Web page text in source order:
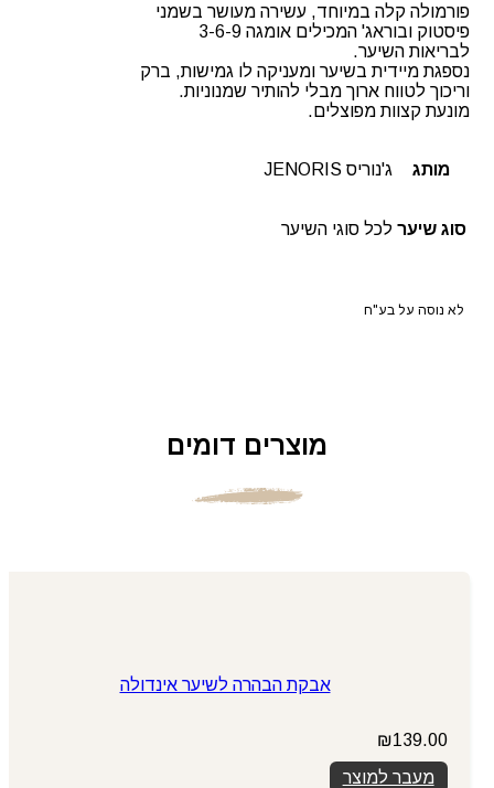
פורמולה קלה במיוחד, עשירה מעושר בשמני
פיסטוק ובוראג' המכילים אומגה 3-6-9
לבריאות השיער.
נספגת מיידית בשיער ומעניקה לו גמישות, ברק
וריכוך לטווח ארוך מבלי להותיר שמנוניות.
מונעת קצוות מפוצלים.
מותג ג'נוריס JENORIS
סוג שיער לכל סוגי השיער
לא נוסה על בע"ח
מוצרים דומים
אבקת הבהרה לשיער אינדולה
₪139.00
מעבר למוצר